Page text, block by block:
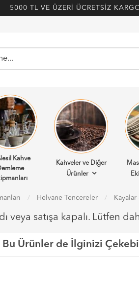
5000 TL VE ÜZERİ ÜCRETSİZ
Kahve
Kahveler ve Diğer
Ürünler
Helvane Tencereler
veya satışa kapalı. Lütfen
Bu Ürünler de İlginizi